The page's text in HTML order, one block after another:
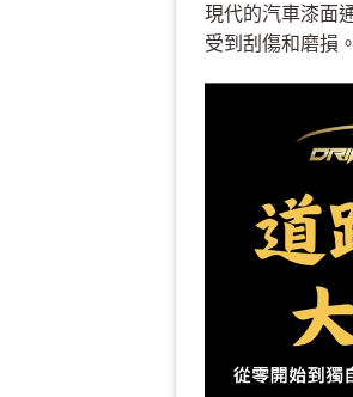
現代的汽車漆面
受到刮傷和磨損